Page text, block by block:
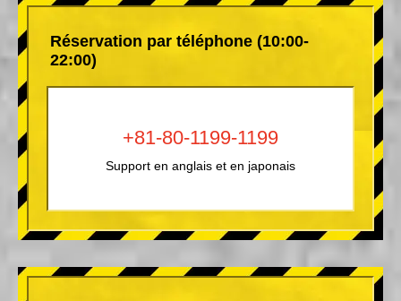
Réservation par téléphone (10:00-
22:00)
+81-80-1199-1199
Support en anglais et en japonais